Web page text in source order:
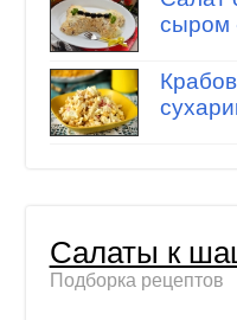
сыром
Салаты к
Подборка рецептов